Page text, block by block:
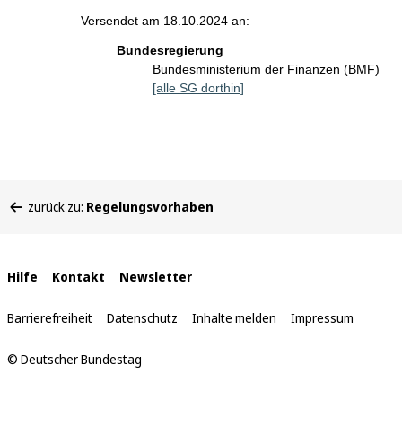
Versendet am 18.10.2024 an:
Bundesregierung
Bundesministerium der Finanzen (BMF)
[alle SG dorthin]
befinden
zurück zu: Regelungsvorhaben
Interne
Links
Hilfe Kontakt Newsletter
Barrierefreiheit Datenschutz Inhalte melden Impressum
© Deutscher Bundestag